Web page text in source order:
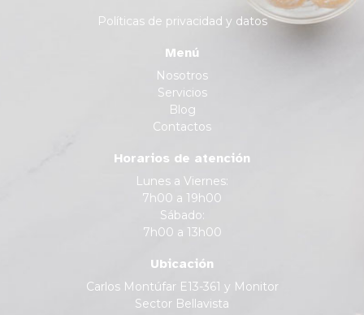
Políticas de privacidad y datos
Menú
Nosotros
Servicios
Blog
Contactos
Horarios de atención
Lunes a Viernes:
7h00 a 19h00
Sábado:
7h00 a 13h00
Ubicación
Carlos Montúfar E13-361 y Monitor
Sector Bellavista